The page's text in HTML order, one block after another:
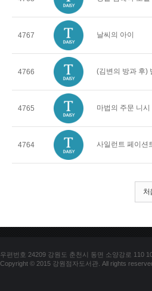
4767 날씨의 아이
4766 (김변의 방과 후)
4765 마법의 주문 니시
4764 사일런트 페이션
처
우편번호 24209 강원도 춘천시 동면 소양강로 110
Copyright © 2015 강원점자도서관. All rights